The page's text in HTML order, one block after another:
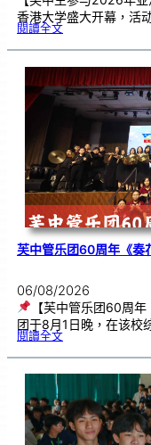
香港大学盛大开幕，活
閱讀全文:芙
生
参
2
0
2
6
年
亚
洲科
芙中管乐团60周年《奏
06/08/2026
【芙中管乐团60周
团于8月1日晚，在该校
閱讀全文:芙
乐
6
0
《
奏
花
悦
韵
》
圆
满